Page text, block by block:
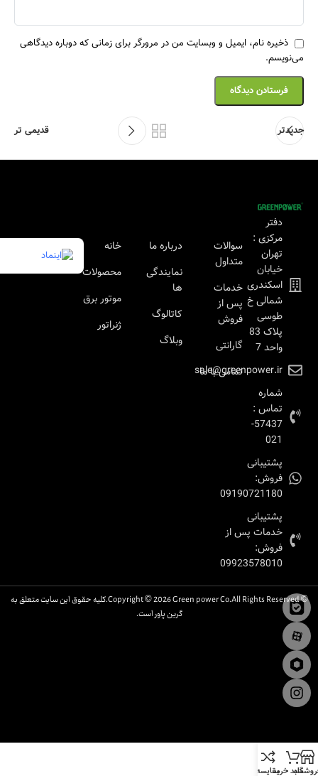
ذخیره نام، ایمیل و وبسایت من در مرورگر برای زمانی که دوباره دیدگاهی
می‌نویسم.
جدیدتر قدیمی تر
دفتر
مرکزی :
تهران
خیابان
اسکندری
شمالی خ
طوسی
پلاک 83
واحد 7
sale@greenpower.ir
شماره
تماس :
57437-
021
پشتیبانی
فروش:
09190721180
پشتیبانی
خدمات پس از
فروش:
09923578010
سوالات
متداول
خدمات
پس از
فروش
گارانتی
تماس با ما
درباره ما
نمایندگی
ها
کاتالوگ
وبلاگ
خانه
محصولات
موتور برق
ژنراتور
© Copyright © 2026 Green power Co.All Rights Reserved.کلیه حقوق این سایت متعلق به
گرین پاور است.
سبد خریدمقایسه